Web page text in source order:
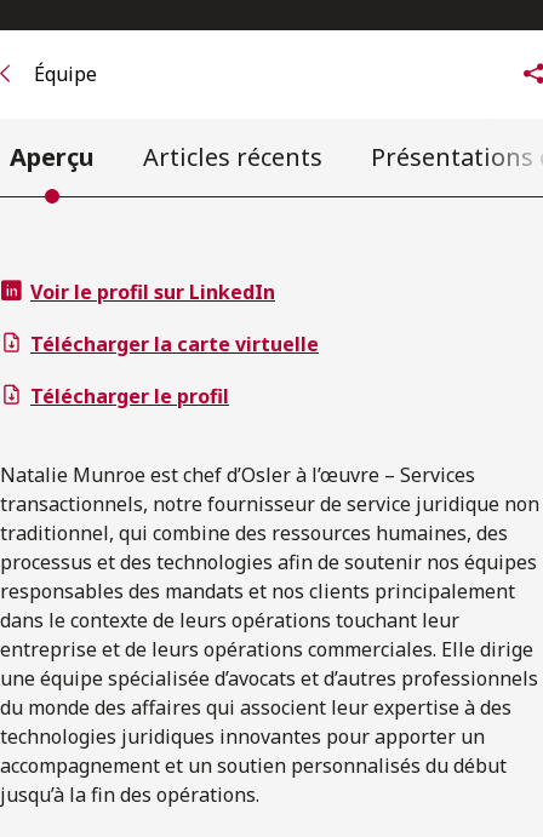
Équipe
Aperçu Articles récents
Voir le profil sur LinkedIn
Télécharger la carte virtuelle
Télécharger le profil
Natalie Munroe est chef d’Osler à l’œuvre – Services
transactionnels, notre fournisseur de service juridique non
traditionnel, qui combine des ressources humaines, des
processus et des technologies afin de soutenir nos équipes
responsables des mandats et nos clients principalement
dans le contexte de leurs opérations touchant leur
entreprise et de leurs opérations commerciales. Elle dirige
une équipe spécialisée d’avocats et d’autres professionnels
du monde des affaires qui associent leur expertise à des
technologies juridiques innovantes pour apporter un
accompagnement et un soutien personnalisés du début
jusqu’à la fin des opérations.